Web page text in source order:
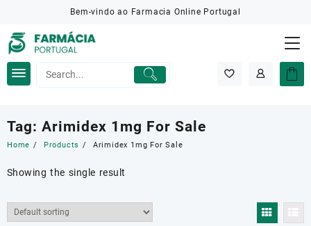
content
Bem-vindo ao Farmacia Online Portugal
Tag: Arimidex 1mg For Sale
Home Products Arimidex 1mg For Sale
Showing the single result